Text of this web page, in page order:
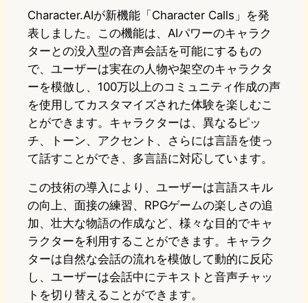
Character.AIが新機能「Character Calls」を発
表しました。この機能は、AIパワーのキャラク
ターとの没入型の音声会話を可能にするもの
で、ユーザーは実在の人物や架空のキャラクタ
ーを模倣し、100万以上のコミュニティ作成の声
を使用してカスタマイズされた体験を楽しむこ
とができます。キャラクターは、異なるピッ
チ、トーン、アクセント、さらには言語を使っ
て話すことができ、多言語に対応しています。
この技術の導入により、ユーザーは言語スキル
の向上、面接の練習、RPGゲームの楽しさの追
加、壮大な物語の作成など、様々な目的でキャ
ラクターを利用することができます。キャラク
ターは自然な会話の流れを模倣して動的に反応
し、ユーザーは会話中にテキストと音声チャッ
トを切り替えることができます。